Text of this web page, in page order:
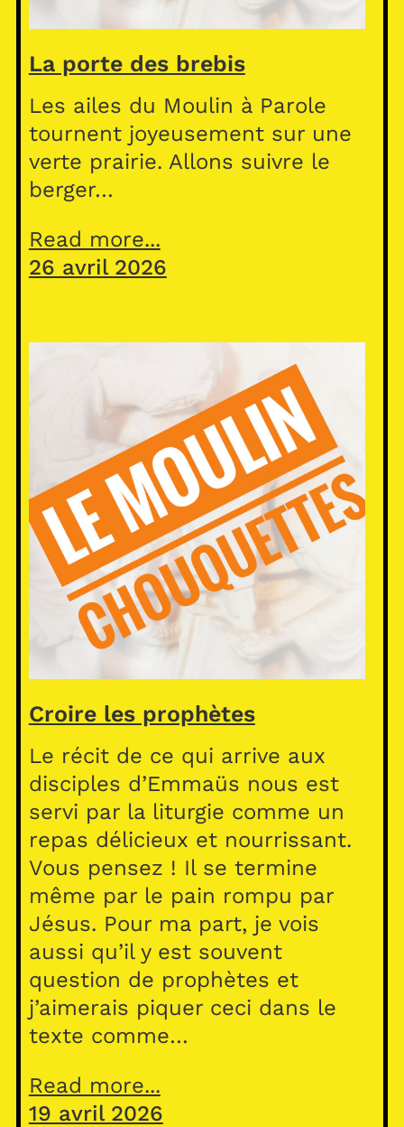
La porte des brebis
Les ailes du Moulin à Parole
tournent joyeusement sur une
verte prairie. Allons suivre le
berger…
Read more...
26 avril 2026
Croire les prophètes
Le récit de ce qui arrive aux
disciples d’Emmaüs nous est
servi par la liturgie comme un
repas délicieux et nourrissant.
Vous pensez ! Il se termine
même par le pain rompu par
Jésus. Pour ma part, je vois
aussi qu’il y est souvent
question de prophètes et
j’aimerais piquer ceci dans le
texte comme…
Read more...
19 avril 2026